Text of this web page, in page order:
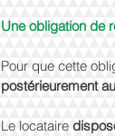
Une obligation de
Pour que cette
postérieurement
Le locataire